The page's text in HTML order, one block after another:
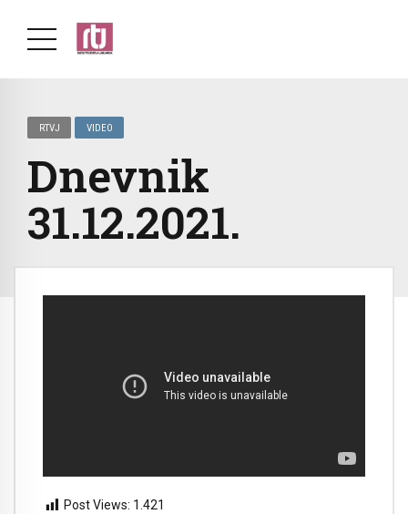
RTVJ VIDEO
Dnevnik
31.12.2021.
Post Views: 1.421